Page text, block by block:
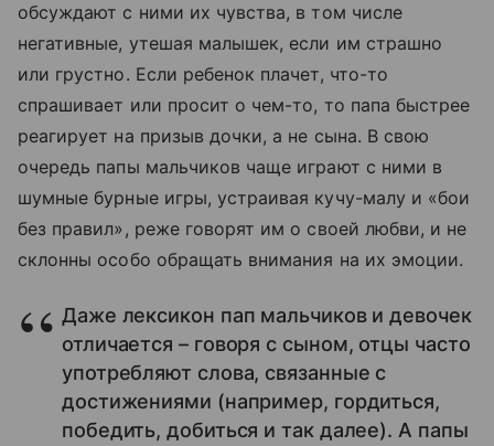
обсуждают с ними их чувства, в том числе
негативные, утешая малышек, если им страшно
или грустно. Если ребенок плачет, что-то
спрашивает или просит о чем-то, то папа быстрее
реагирует на призыв дочки, а не сына. В свою
очередь папы мальчиков чаще играют с ними в
шумные бурные игры, устраивая кучу-малу и «бои
без правил», реже говорят им о своей любви, и не
склонны особо обращать внимания на их эмоции.
Даже лексикон пап мальчиков и девочек
отличается – говоря с сыном, отцы часто
употребляют слова, связанные с
достижениями (например, гордиться,
победить, добиться и так далее). А папы